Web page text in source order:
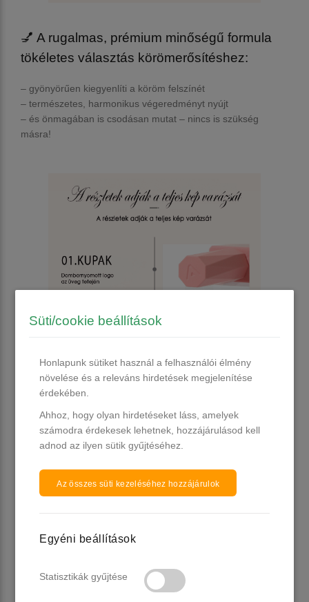
💅 A rugalmas, prémium minőségű formula
tökéletes választás körömerősítéshez:
– gyönyörűen kiegyenlíti a köröm felszínét
– természetes, harmonikus végeredményt nyújt
– és önmagában is csodásan mutat – nincs is szükség
másra!
• Kiváló tapadás a természetes körömlemezen
Süti/cookie beállítások
Honlapunk sütiket használ a felhasználói élmény
növelése és a releváns hirdetések megjelenítése
érdekében.
Ahhoz, hogy olyan hirdetéseket láss, amelyek
számodra érdekesek lehetnek, hozzájárulásod kell
adnod az ilyen sütik gyűjtéséhez.
Az összes süti kezeléséhez hozzájárulok
Egyéni beállítások
Statisztikák gyűjtése